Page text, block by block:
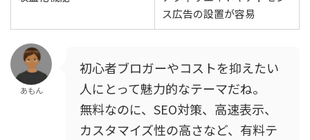
ス広告の設置が容易
あもん
初心者ブロガーやコストを抑えたい
人にとって魅力的なテーマだね。
無料なのに、SEO対策、高速表示、
カスタマイズ性の高さなど、有料テ